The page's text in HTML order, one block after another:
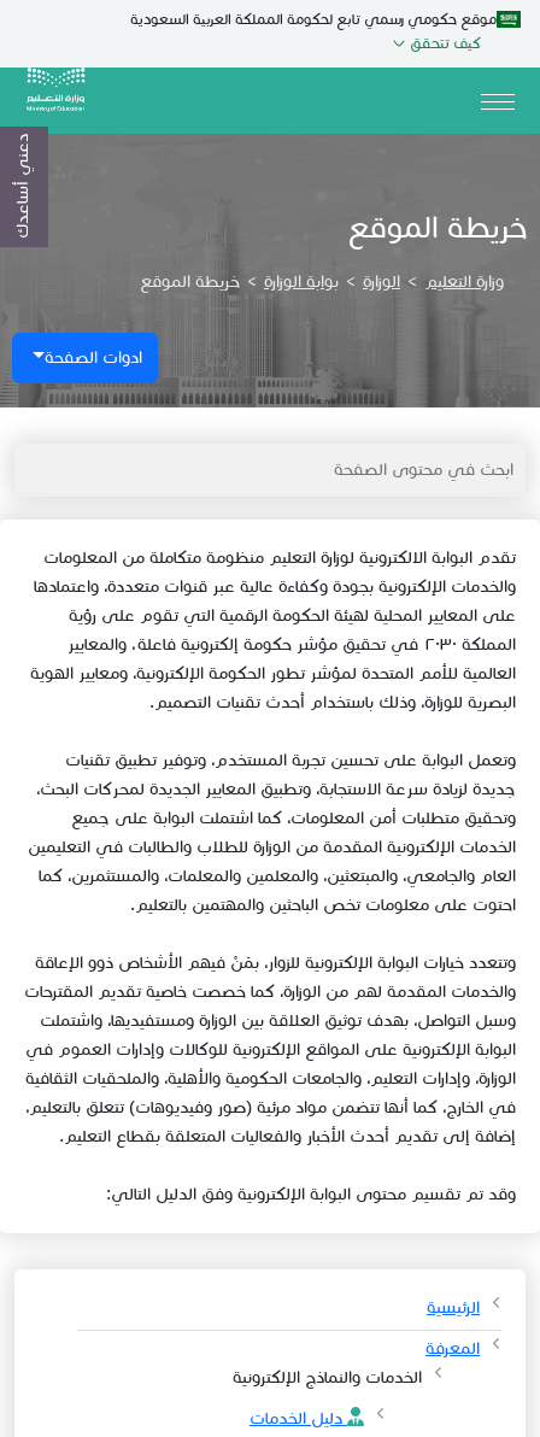
موقع حكومي رسمي تابع لحكومة المملكة العربية السعودية
كيف تتحقق
خريطة الموقع
وزارة التعليم > الوزارة > بوابة الوزارة > خريطة الموقع
ادوات الصفحة
​تقدم البوابة الالكترونية لوزارة التعليم منظومة متكاملة من المعلومات
والخدمات الإلكترونية بجودة وكفاءة عالية عبر قنوات متعددة، واعتمادها
على المعايير المحلية لهيئة الحكومة الرقمية ​ التي تقوم على رؤية
المملكة ٢٠٣٠ في تحقيق مؤشر حكومة إلكترونية فاعلة ، والمعايير
العالمية للأمم المتحدة لمؤشر تطور الحكومة الإلكترونية، ومعايير الهوية
البصرية للوزارة، وذلك باستخدام أحدث تقنيات التصميم.
وتعمل البوابة على تحسين تجربة المستخدم، وتوفير تطبيق تقنيات
جديدة لزيادة سرعة الاستجابة، وتطبيق المعايير الجديدة لمحركات البحث،
وتحقيق متطلبات أمن المعلومات، كما اشتملت البوابة على جميع
الخدمات الإلكترونية المقدمة من الوزارة للطلاب والطالبات في التعليمين
العام والجامعي، والمبتعثين، والمعلمين والمعلمات، والمستثمرين، كما
احتوت على معلومات تخص الباحثين والمهتمين بالتعليم.
وتتعدد خيارات البوابة الإلكترونية للزوار، بمَنْ فيهم الأشخاص ذوو الإعاقة
والخدمات المقدمة لهم من الو​زارة، كما خصصت خاصية تقديم المقترحات
وسبل التواصل، بهدف توثيق العلاقة بين الوزارة ومستفيديها، واشتملت
البوابة الإلكترونية على المواقع الإلكترونية للوكالات وإدارات العموم في
الوزارة، وإدارات التعليم، والجامعات الحكومية والأهلية، والملحقيات الثقافية
في الخارج، كما أنها تتضمن مواد مرئية (صور وفيديوهات) تتعلق بالتعليم،
إضافة إلى تقديم أحدث الأخبار والفعاليات المتعلقة بقطاع التعليم.​
وقد تم تقسيم محتوى البوابة الإلكترونية وفق الدليل التالي:
الرئيسية
المعرفة
الخدمات والنماذج الإلكترونية
دليل الخدمات
دعني أساعدك